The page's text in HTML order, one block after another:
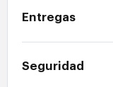
Entregas
Seguridad